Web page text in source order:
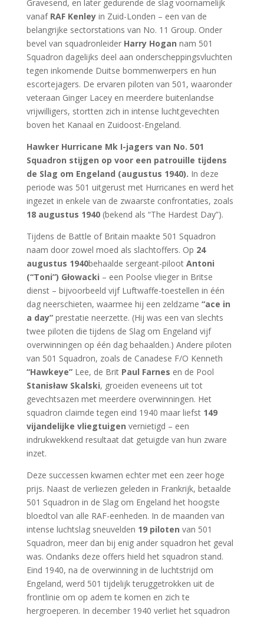
Gravesend, en later gedurende de slag voornamelijk
vanaf RAF Kenleyin Zuid-Londen – een van de
belangrijke sectorstations van No. 11 Group. Onder
bevel van squadronleider Harry Hogan nam 501
Squadron dagelijks deel aan onderscheppingsvluchten
tegen inkomende Duitse bommenwerpers en hun
escortejagers. De ervaren piloten van 501, waaronder
veteraan Ginger Lacey en meerdere buitenlandse
vrijwilligers, stortten zich in intense luchtgevechten
boven het Kanaal en Zuidoost-Engeland.
Hawker Hurricane Mk I-jagers van No. 501
Squadron stijgen op voor een patrouille tijdens
de Slag om Engeland (augustus 1940). In deze
periode was 501 uitgerust met Hurricanes en werd het
ingezet in enkele van de zwaarste confrontaties, zoals
18 augustus 1940(bekend als “The Hardest Day”).
Tijdens de Battle of Britain maakte 501 Squadron
naam door zowel moed als slachtoffers. Op 24
augustus 1940behaalde sergeant-piloot Antoni
(“Toni”) Głowacki – een Poolse vlieger in Britse
dienst – bijvoorbeeld vijf Luftwaffe-toestellen in één
dag neerschieten, waarmee hij een zeldzame “ace in
a day”prestatie neerzette. (Hij was een van slechts
twee piloten die tijdens de Slag om Engeland vijf
overwinningen op één dag behaalden.) Andere piloten
van 501 Squadron, zoals de Canadese F/O Kenneth
“Hawkeye”Lee, de Brit Paul Farnes en de Pool
Stanisław Skalski, groeiden eveneens uit tot
gevechtsazen met meerdere overwinningen. Het
squadron claimde tegen eind 1940 maar liefst 149
vijandelijke vliegtuigen vernietigd – een
indrukwekkend resultaat dat getuigde van hun zware
inzet.
Deze successen kwamen echter met een zeer hoge
prijs. Naast de verliezen geleden in Frankrijk, betaalde
501 Squadron in de Slag om Engeland het hoogste
bloedtol van alle RAF-eenheden. In de maanden van
intense luchtslag sneuvelden 19 piloten van 501
Squadron, meer dan bij enig ander squadron het geval
was. Ondanks deze offers hield het squadron stand.
Eind 1940, na de overwinning in de luchtstrijd om
Engeland, werd 501 tijdelijk teruggetrokken uit de
frontlinie om op adem te komen en zich te
hergroeperen. In december 1940 verliet het squadron